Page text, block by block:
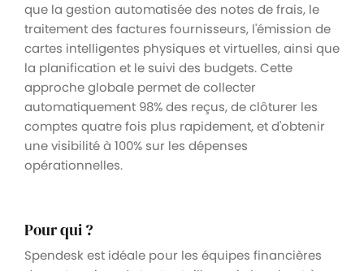
que la gestion automatisée des notes de frais, le
traitement des factures fournisseurs, l'émission de
cartes intelligentes physiques et virtuelles, ainsi que
la planification et le suivi des budgets. Cette
approche globale permet de collecter
automatiquement 98% des reçus, de clôturer les
comptes quatre fois plus rapidement, et d'obtenir
une visibilité à 100% sur les dépenses
opérationnelles.
Pour qui ?
Spendesk est idéale pour les équipes financières